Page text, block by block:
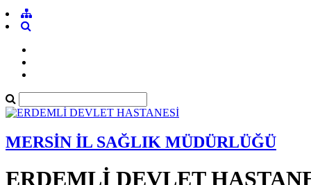
MERSİN İL SAĞLIK MÜDÜRLÜĞÜ
ERDEMLİ DEVLET